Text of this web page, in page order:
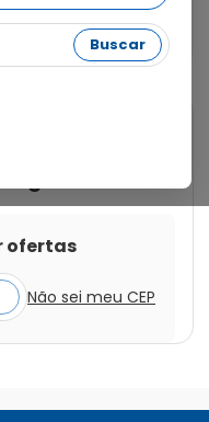
Buscar
Oftálmico Bisnaga
ofertas
Não sei meu CEP